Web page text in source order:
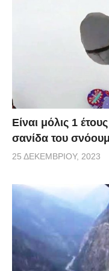
Είναι μόλις 1
σανίδα του
25 ΔΕΚΕΜΒΡΊΟΥ, 2023